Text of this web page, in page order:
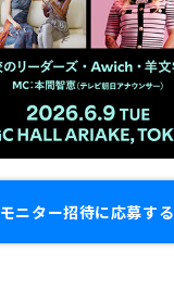
モニター招待に応募する